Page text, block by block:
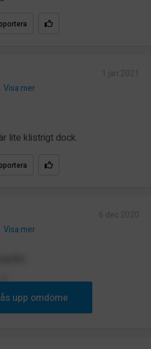
Visa mer
lite klistrigt dock.
Visa mer
upp omdöme